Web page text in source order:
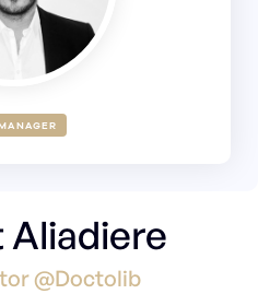
@Doctolib